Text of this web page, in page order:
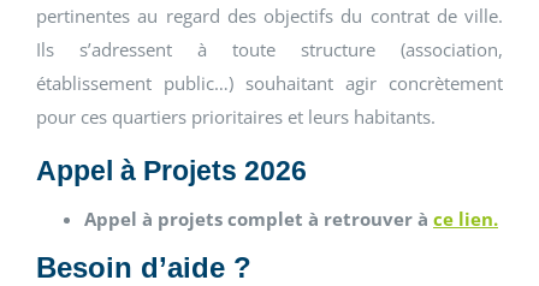
pertinentes au regard des objectifs du contrat de ville.
Ils s’adressent à toute structure (association,
établissement public…) souhaitant agir concrètement
pour ces quartiers prioritaires et leurs habitants.
Appel à Projets 2026
Appel à projets complet à retrouver à ce lien.
Besoin d’aide ?